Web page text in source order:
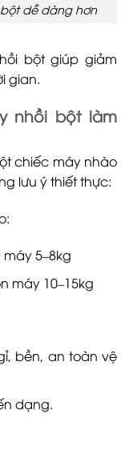
dễ dàng hơn
bột giúp giảm
gian.
nhồi bột làm
chiếc máy nhào
lưu ý thiết thực:
5–8kg
máy 10–15kg
bền, an toàn vệ
dạng.